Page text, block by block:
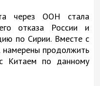
через ООН стала
отказа России и
по Сирии. Вместе с
продолжить
Китаем по данному